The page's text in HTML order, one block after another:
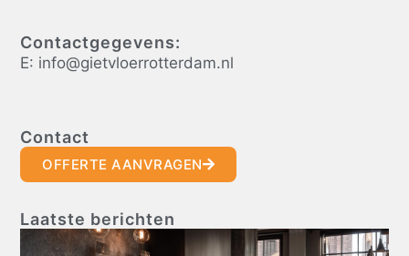
Contactgegevens:
E: info@gietvloerrotterdam.nl
Contact
OFFERTE AANVRAGEN
Laatste berichten